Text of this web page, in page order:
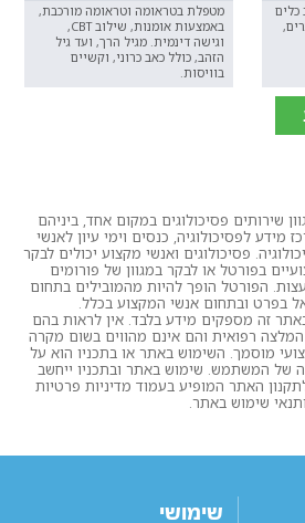
כלים
מטפלת בטראומה וטראומה מורכבת,
באמצעות אומנות, שילוב CBT,
וגישה דינמית. מגיל הרך, ועד גיל
הזהב, כולל כאב כרוני, וקשיים
בוויסות.
שירותים פסיכולוגים במקום אחד, ביניהם
מידע לפסיכולוגיה, כנסים וימי עיון לאנשי
פסיכולוגים ואנשי מקצוע יכולים לבקר
בפורטל או לבקר במגוון של פורומים
הפורטל הופך להיות מהמובילים בתחום
בפרט ובתחום אנשי המקצוע בכלל.
זה מספקים מידע בלבד. אין לראות בהם
רפואית והם אינם מהווים בשום מקרה
מוסמך. השימוש באתר או בתכניו הוא על
של המשתמש. שימוש באתר ובתכניו ייחשב
האתר המופיע בעמוד מדיניות פרטיות
ותנאי שימוש באתר.
שימושי